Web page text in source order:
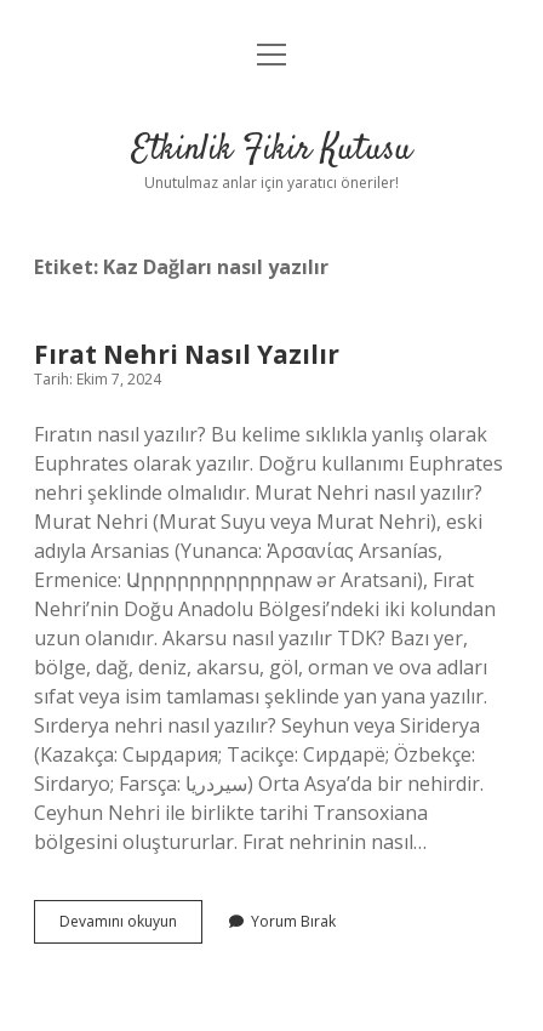
Anasayfa
Yasal Uyarı
menüyü
Etkinlik Fikir Kutusu
Unutulmaz anlar için yaratıcı öneriler!
Etiket: Kaz Dağları nasıl yazılır
Fırat Nehri Nasıl Yazılır
Tarih: Ekim 7, 2024
Fıratın nasıl yazılır? Bu kelime sıklıkla yanlış olarak
Euphrates olarak yazılır. Doğru kullanımı Euphrates
nehri şeklinde olmalıdır. Murat Nehri nasıl yazılır?
Murat Nehri (Murat Suyu veya Murat Nehri), eski
adıyla Arsanias (Yunanca: Ἀρσανίας Arsanías,
Ermenice: Արրրրրրրրրրրրaw ər Aratsani), Fırat
Nehri’nin Doğu Anadolu Bölgesi’ndeki iki kolundan
uzun olanıdır. Akarsu nasıl yazılır TDK? Bazı yer,
bölge, dağ, deniz, akarsu, göl, orman ve ova adları
sıfat veya isim tamlaması şeklinde yan yana yazılır.
Sırderya nehri nasıl yazılır? Seyhun veya Siriderya
(Kazakça: Сырдария; Tacikçe: Сирдарё; Özbekçe:
Sirdaryo; Farsça: سيردريا) Orta Asya’da bir nehirdir.
Ceyhun Nehri ile birlikte tarihi Transoxiana
bölgesini oluştururlar. Fırat nehrinin nasıl…
Devamını okuyun
Nehri
Yorum Bırak